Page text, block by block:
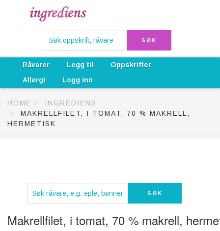
Råvarer Legg til
Oppskrifter
Allergi
Logg inn
HOME
INGREDIENS
MAKRELLFILET, I TOMAT, 70 % MAKRELL,
HERMETISK
Makrellfilet, i tomat, 70 % makrell,